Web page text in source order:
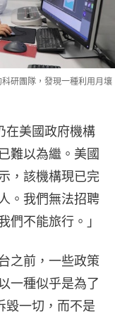
研團隊，發現一種利用月壤
在美國政府機構
難以為繼。美國
，該機構現已完
。我們無法招聘
們不能旅行。」
之前，一些政策
一種似乎是為了
一切，而不是